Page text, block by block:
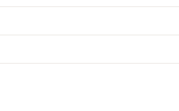
20 хвилин.